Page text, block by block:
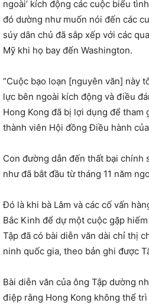
ngoài’ kích động các cuộc biểu
đó dường như muốn nói đến các
súy dân chủ đã sắp xếp với các
Mỹ khi họ bay đến Washington.
“Cuộc bạo loạn [nguyên văn] này
lực bên ngoài kích động và điều
Hong Kong đã bị lợi dụng để tham
thành viên Hội đồng Điều hành
Con đường dẫn đến thất bại chính
như đã bắt đầu từ tháng 11 năm
Đó là khi bà Lâm và các cố vấn
Bắc Kinh để dự một cuộc gặp
Tập đã có bài diễn văn dài chỉ thị
ninh quốc gia, theo bản ghi được
Bài diễn văn của ông Tập dường
điệp rằng Hong Kong không thể